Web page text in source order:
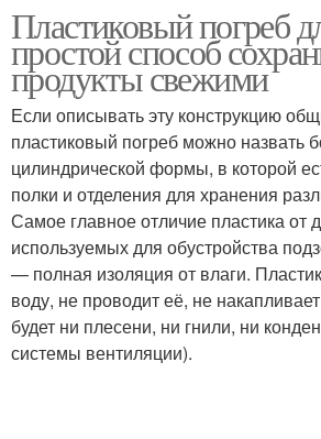
Погреба в частном доме
Уход
Погреб в частном доме
Пластиковые погреба
Пластиковый погреб
простой способ
продукты свежими
Если описывать эту конструкцию
пластиковый погреб можно назвать
цилиндрической формы, в которой
полки и отделения для хранения
Самое главное отличие пластика от
используемых для обустройства
— полная изоляция от влаги.
воду, не проводит её, не
будет ни плесени, ни гнили, ни
системы вентиляции).